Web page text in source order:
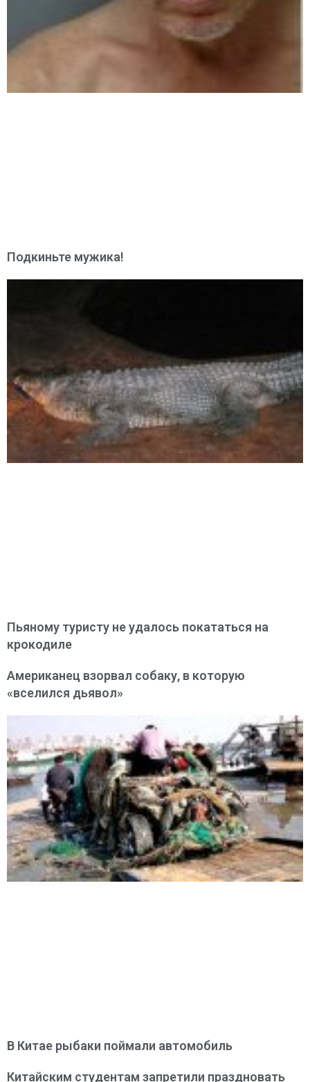
Подкиньте мужика!
Пьяному туристу не удалось покататься на
крокодиле
Американец взорвал собаку, в которую
«вселился дьявол»
В Китае рыбаки поймали автомобиль
Китайским студентам запретили праздновать